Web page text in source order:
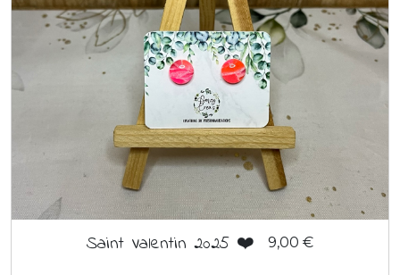
Saint Valentin 2025 ❤️ 9,00 €